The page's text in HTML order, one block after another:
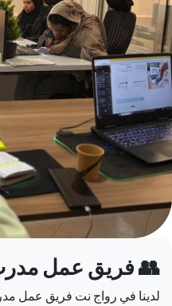
👥 فريق عمل
لدينا في رواج نت فريق عمل